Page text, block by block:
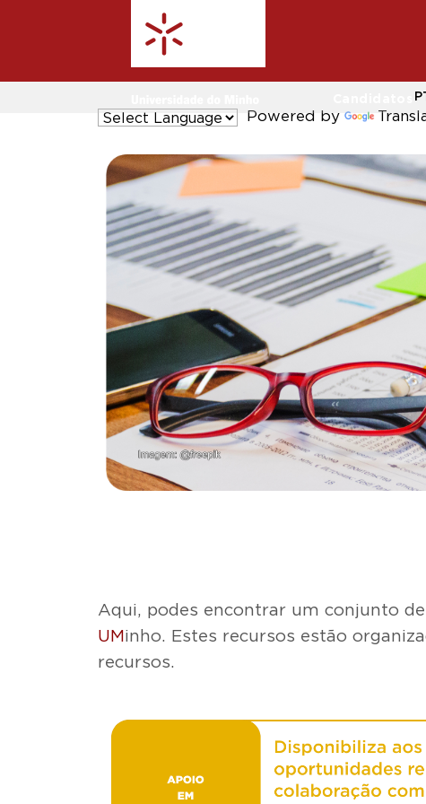
Powered by
Aqui, podes encontrar um conjunto
UM inho. Estes recursos estão
recursos.